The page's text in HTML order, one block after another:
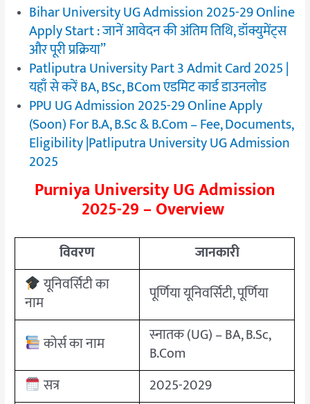
Bihar University UG Admission 2025-29 Online
Apply Start : जानें आवेदन की अंतिम तिथि, डॉक्युमेंट्स
और पूरी प्रक्रिया”
Patliputra University Part 3 Admit Card 2025 |
यहाँ से करें BA, BSc, BCom एडमिट कार्ड डाउनलोड
PPU UG Admission 2025-29 Online Apply
(Soon) For B.A, B.Sc & B.Com – Fee, Documents,
Eligibility |Patliputra University UG Admission
2025
Purniya University UG Admission
2025-29 – Overview
विवरण
जानकारी
यूनिवर्सिटी का
नाम पूर्णिया यूनिवर्सिटी, पूर्णिया
कोर्स का नाम स्नातक (UG) – BA, B.Sc,
B.Com
सत्र
2025-2029